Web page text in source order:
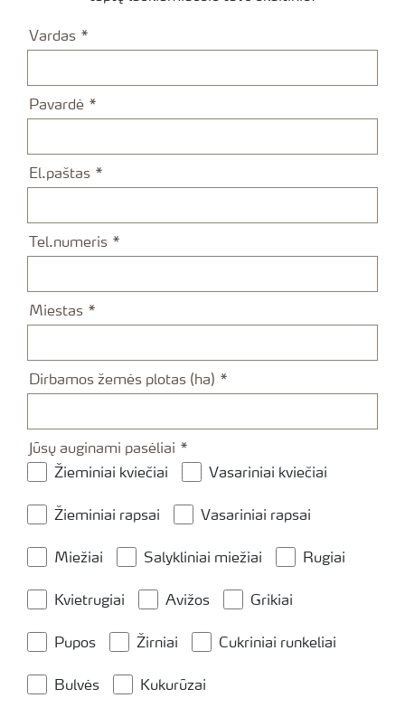
Vardas
Pavardė
El.paštas
Tel.numeris
Miestas
Dirbamos žemės plotas (ha)
Jūsų auginami pasėliai
Žieminiai kviečiai
Vasariniai kviečiai
Žieminiai rapsai Vasariniai rapsai
Miežiai Salykliniai miežiai Rugiai
Kvietrugiai Avižos Grikiai
Pupos Žirniai Cukriniai runkeliai
Bulvės Kukurūzai